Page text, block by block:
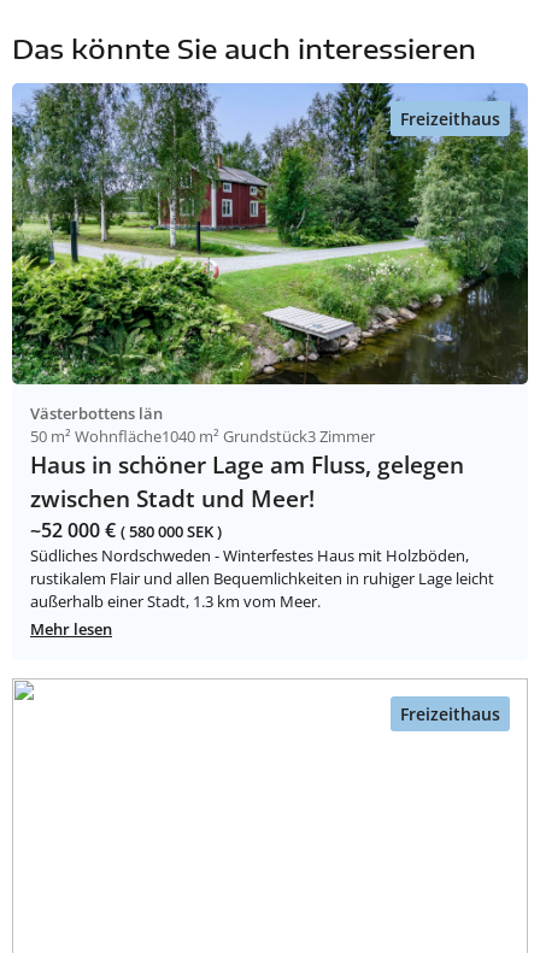
Das könnte Sie auch interessieren
Freizeithaus
Västerbottens län
50 m² Wohnfläche1040 m² Grundstück3 Zimmer
Haus in schöner Lage am Fluss, gelegen
zwischen Stadt und Meer!
~52 000 € ( 580 000 SEK )
Südliches Nordschweden - Winterfestes Haus mit Holzböden,
rustikalem Flair und allen Bequemlichkeiten in ruhiger Lage leicht
außerhalb einer Stadt, 1.3 km vom Meer.
Mehr lesen
Freizeithaus